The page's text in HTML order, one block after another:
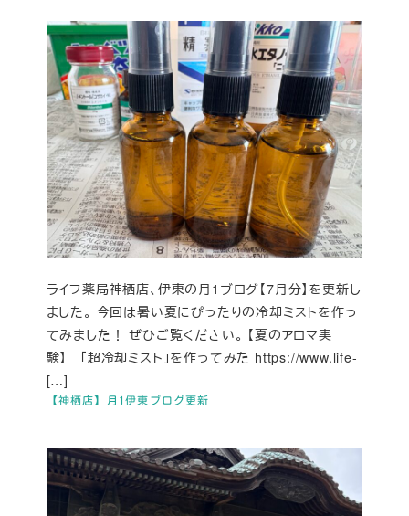
【神栖店】月1伊東ブログ更新
ライフ薬局神栖店、伊東の月1ブログ【7月分】を更新し
ました。 今回は暑い夏にぴったりの冷却ミストを作っ
てみました！ ぜひご覧ください。 【夏のアロマ実
験】 「超冷却ミスト」を作ってみた https://www.life-
[…]